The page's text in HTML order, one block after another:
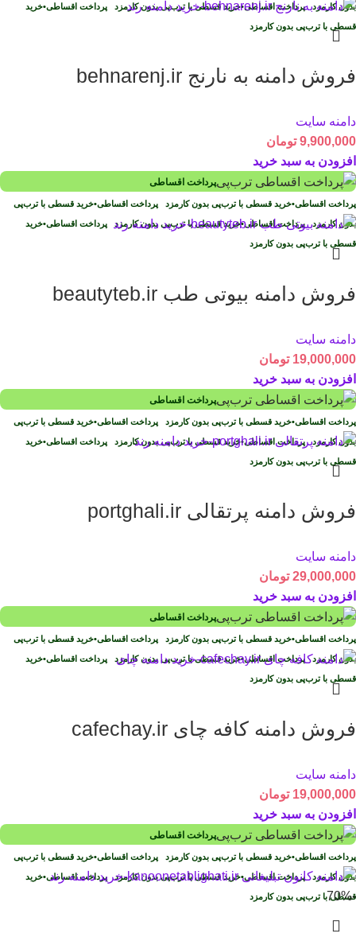
بدون کارمزدپرداخت اقساطی•خرید قسطی با ترب‌پی بدون کارمزد پرداخت اقساطی•خرید
قسطی با ترب‌پی بدون کارمزد
فروش دامنه به نارنج behnarenj.ir
دامنه سایت
9,900,000 تومان
افزودن به سبد خرید
پرداخت اقساطی
پرداخت اقساطی•خرید قسطی با ترب‌پی بدون کارمزد پرداخت اقساطی•خرید قسطی با ترب‌پی
بدون کارمزدپرداخت اقساطی•خرید قسطی با ترب‌پی بدون کارمزد پرداخت اقساطی•خرید
قسطی با ترب‌پی بدون کارمزد
فروش دامنه بیوتی طب beautyteb.ir
دامنه سایت
19,000,000 تومان
افزودن به سبد خرید
پرداخت اقساطی
پرداخت اقساطی•خرید قسطی با ترب‌پی بدون کارمزد پرداخت اقساطی•خرید قسطی با ترب‌پی
بدون کارمزدپرداخت اقساطی•خرید قسطی با ترب‌پی بدون کارمزد پرداخت اقساطی•خرید
قسطی با ترب‌پی بدون کارمزد
فروش دامنه پرتقالی portghali.ir
دامنه سایت
29,000,000 تومان
افزودن به سبد خرید
پرداخت اقساطی
پرداخت اقساطی•خرید قسطی با ترب‌پی بدون کارمزد پرداخت اقساطی•خرید قسطی با ترب‌پی
بدون کارمزد پرداخت اقساطی•خرید قسطی با ترب‌پی بدون کارمزد پرداخت اقساطی•خرید
قسطی با ترب‌پی بدون کارمزد
فروش دامنه کافه چای cafechay.ir
دامنه سایت
19,000,000 تومان
افزودن به سبد خرید
پرداخت اقساطی
پرداخت اقساطی•خرید قسطی با ترب‌پی بدون کارمزد پرداخت اقساطی•خرید قسطی با ترب‌پی
بدون کارمزد پرداخت اقساطی•خرید قسطی با ترب‌پی بدون کارمزد پرداخت اقساطی•خرید
قسطی با ترب‌پی بدون کارمزد
-70%